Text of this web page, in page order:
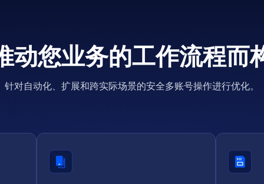
动您业务的工作流程而
针对自动化、扩展和跨实际场景的安全多账号操作进行优化。